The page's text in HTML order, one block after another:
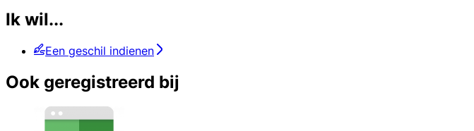
Ik wil...
Een geschil indienen
Ook geregistreerd bij